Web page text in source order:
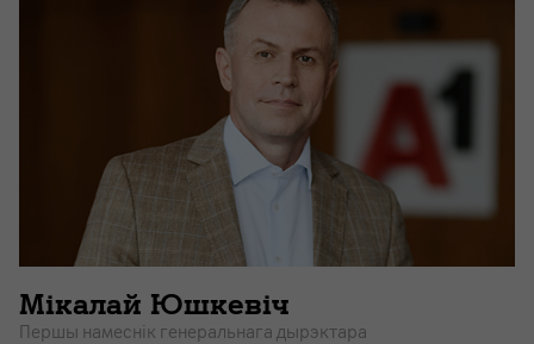
Мікалай Юшкевіч
Першы намеснік генеральнага дырэктара